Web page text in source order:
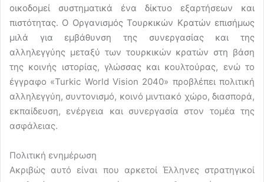
οικοδομεί συστηματικά ένα δίκτυο εξαρτήσεων και
πιστότητας. Ο Οργανισμός Τουρκικών Κρατών επισήμως
μιλά για εμβάθυνση της συνεργασίας και της
αλληλεγγύης μεταξύ των τουρκικών κρατών στη βάση
της κοινής ιστορίας, γλώσσας και κουλτούρας, ενώ το
έγγραφο «Turkic World Vision 2040» προβλέπει πολιτική
αλληλεγγύη, συντονισμό, κοινό μιντιακό χώρο, διασπορά,
εκπαίδευση, ενέργεια και συνεργασία στον τομέα της
ασφάλειας.
Πολιτική ενημέρωση
Ακριβώς αυτό είναι που αρκετοί Έλληνες στρατηγικοί